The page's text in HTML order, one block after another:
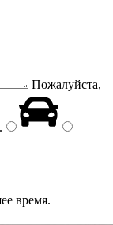
Пожалуйста,
.
время.